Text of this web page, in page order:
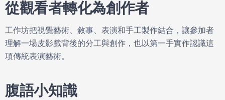
從觀看者轉化為創作者
工作坊把視覺藝術、敘事、表演和手工製作結合，讓參加者
理解一場皮影戲背後的分工與創作，也以第一手實作認識這
項傳統表演藝術。
腹語小知識